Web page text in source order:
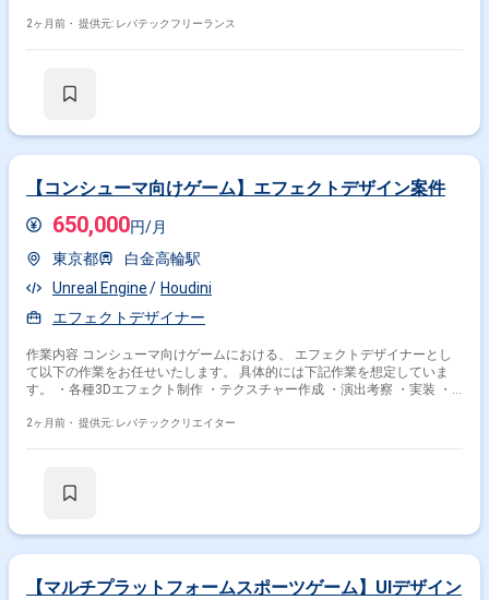
2ヶ月前・ 提供元: レバテックフリーランス
【コンシューマ向けゲーム】エフェクトデザイン案件
650,000円/月
東京都
白金高輪駅
Unreal Engine
Houdini
エフェクトデザイナー
作業内容 コンシューマ向けゲームにおける、 エフェクトデザイナーとし
て以下の作業をお任せいたします。 具体的には下記作業を想定していま
す。 ・各種3Dエフェクト制作 ・テクスチャー作成 ・演出考察 ・実装 ・
2ヶ月前・ 提供元: レバテッククリエイター
【マルチプラットフォームスポーツゲーム】UIデザイン